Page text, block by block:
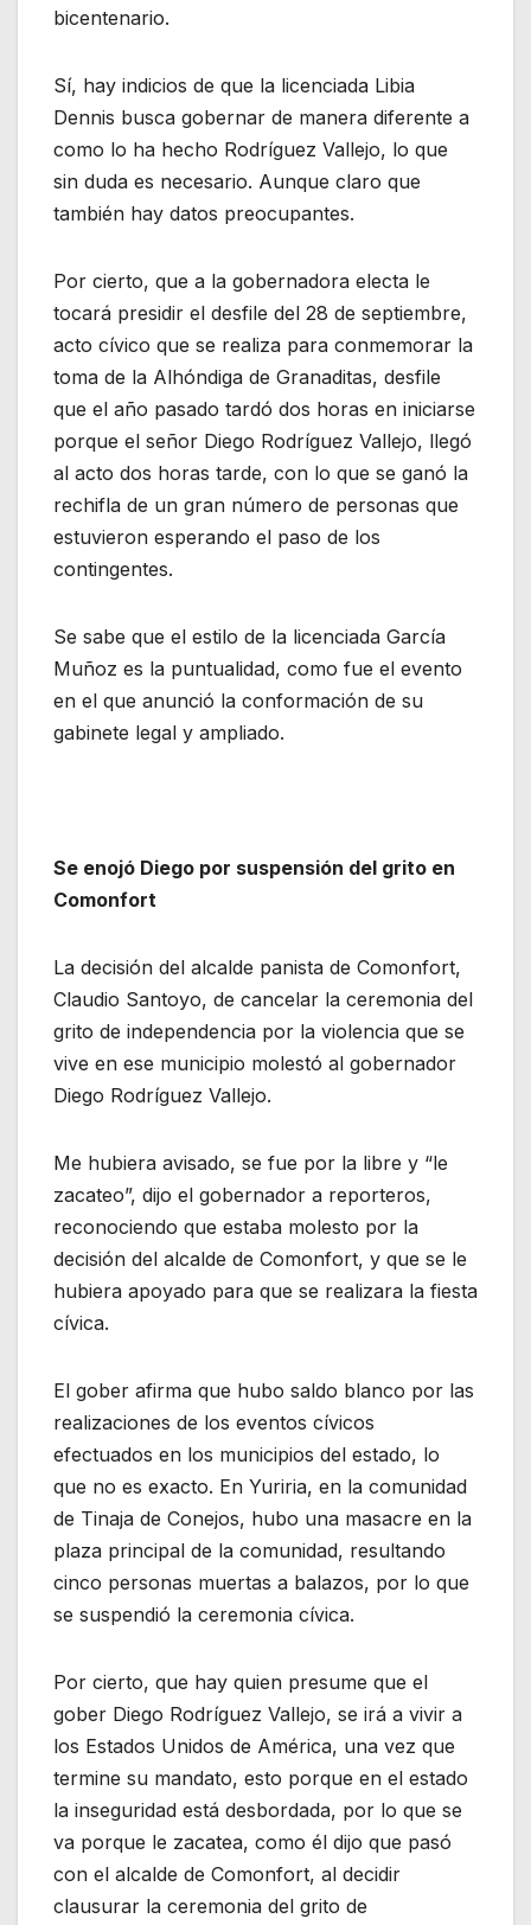
bicentenario.
Sí, hay indicios de que la licenciada Libia
Dennis busca gobernar de manera diferente a
como lo ha hecho Rodríguez Vallejo, lo que
sin duda es necesario. Aunque claro que
también hay datos preocupantes.
Por cierto, que a la gobernadora electa le
tocará presidir el desfile del 28 de septiembre,
acto cívico que se realiza para conmemorar la
toma de la Alhóndiga de Granaditas, desfile
que el año pasado tardó dos horas en iniciarse
porque el señor Diego Rodríguez Vallejo, llegó
al acto dos horas tarde, con lo que se ganó la
rechifla de un gran número de personas que
estuvieron esperando el paso de los
contingentes.
Se sabe que el estilo de la licenciada García
Muñoz es la puntualidad, como fue el evento
en el que anunció la conformación de su
gabinete legal y ampliado.
Se enojó Diego por suspensión del grito en
Comonfort
La decisión del alcalde panista de Comonfort,
Claudio Santoyo, de cancelar la ceremonia del
grito de independencia por la violencia que se
vive en ese municipio molestó al gobernador
Diego Rodríguez Vallejo.
Me hubiera avisado, se fue por la libre y “le
zacateo”, dijo el gobernador a reporteros,
reconociendo que estaba molesto por la
decisión del alcalde de Comonfort, y que se le
hubiera apoyado para que se realizara la fiesta
cívica.
El gober afirma que hubo saldo blanco por las
realizaciones de los eventos cívicos
efectuados en los municipios del estado, lo
que no es exacto. En Yuriria, en la comunidad
de Tinaja de Conejos, hubo una masacre en la
plaza principal de la comunidad, resultando
cinco personas muertas a balazos, por lo que
se suspendió la ceremonia cívica.
Por cierto, que hay quien presume que el
gober Diego Rodríguez Vallejo, se irá a vivir a
los Estados Unidos de América, una vez que
termine su mandato, esto porque en el estado
la inseguridad está desbordada, por lo que se
va porque le zacatea, como él dijo que pasó
con el alcalde de Comonfort, al decidir
clausurar la ceremonia del grito de